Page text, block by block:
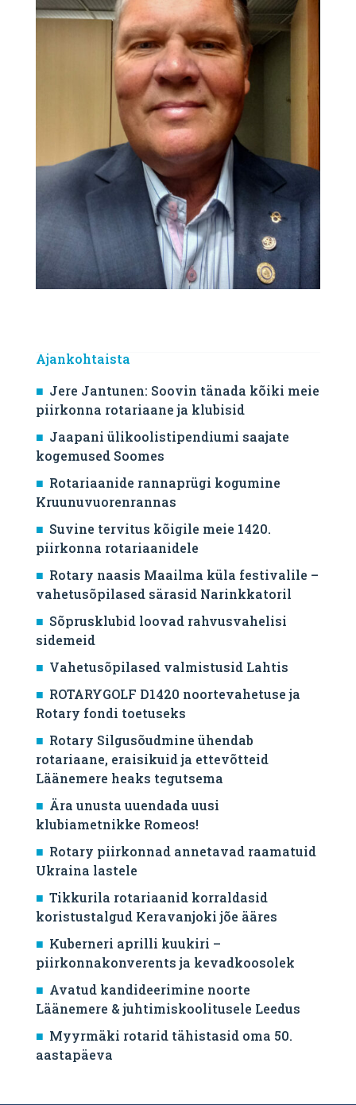
Ajankohtaista
Jere Jantunen: Soovin tänada kõiki meie
piirkonna rotariaane ja klubisid
Jaapani ülikoolistipendiumi saajate
kogemused Soomes
Rotariaanide rannaprügi kogumine
Kruunuvuorenrannas
Suvine tervitus kõigile meie 1420.
piirkonna rotariaanidele
Rotary naasis Maailma küla festivalile –
vahetusõpilased särasid Narinkkatoril
Sõprusklubid loovad rahvusvahelisi
sidemeid
Vahetusõpilased valmistusid Lahtis
ROTARYGOLF D1420 noortevahetuse ja
Rotary fondi toetuseks
Rotary Silgusõudmine ühendab
rotariaane, eraisikuid ja ettevõtteid
Läänemere heaks tegutsema
Ära unusta uuendada uusi
klubiametnikke Romeos!
Rotary piirkonnad annetavad raamatuid
Ukraina lastele
Tikkurila rotariaanid korraldasid
koristustalgud Keravanjoki jõe ääres
Kuberneri aprilli kuukiri –
piirkonnakonverents ja kevadkoosolek
Avatud kandideerimine noorte
Läänemere & juhtimiskoolitusele Leedus
Myyrmäki rotarid tähistasid oma 50.
aastapäeva